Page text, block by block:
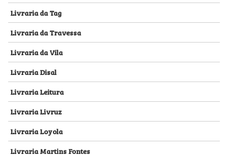
Livraria da Tag
Livraria da Travessa
Livraria da Vila
Livraria Disal
Livraria Leitura
Livraria Livruz
Livraria Loyola
Livraria Martins Fontes